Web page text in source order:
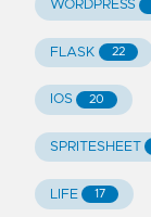
WORDPRESS
FLASK 22
IOS 20
SPRITESHEET
LIFE 17